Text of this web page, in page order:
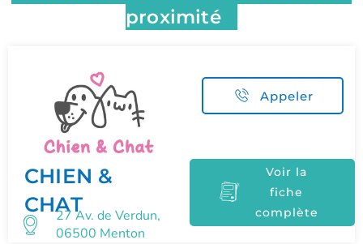
proximité
CHIEN &
CHAT27 Av. de Verdun,
06500 Menton
Appeler
Voir la
fiche
complète